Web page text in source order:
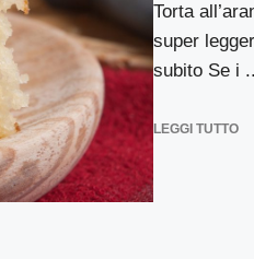
Torta
super
subito Se i
LEGGI TUTTO